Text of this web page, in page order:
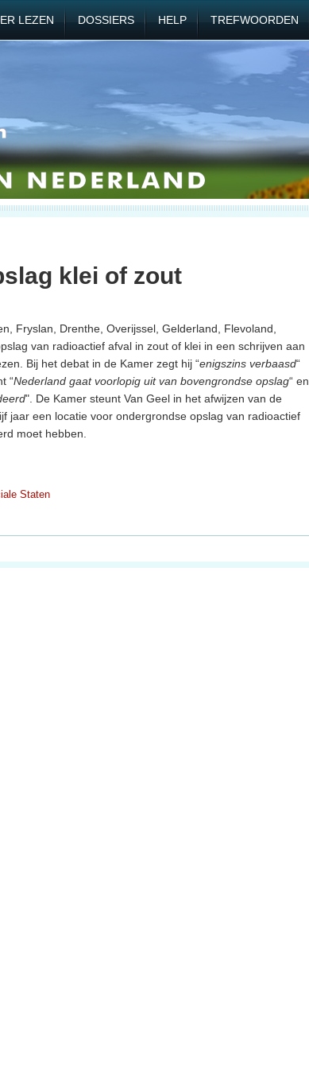
LEZEN DOSSIERS HELP TREFWOORDEN
klei of zout
Fryslan, Drenthe, Overijssel, Gelderland, Flevoland,
van radioactief afval in zout of klei in een schrijven aan
Bij het debat in de Kamer zegt hij “enigszins verbaasd“
“Nederland gaat voorlopig uit van bovengrondse opslag“ en
". De Kamer steunt Van Geel in het afwijzen van de
jaar een locatie voor ondergrondse opslag van radioactief
moet hebben.
Staten